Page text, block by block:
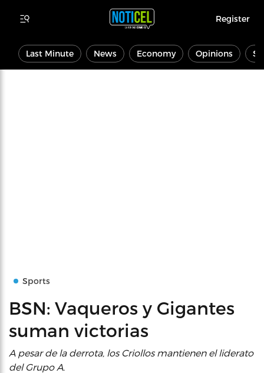
Register
Last Minute News Economy Opinions
Sports
BSN: Vaqueros y Gigantes
suman victorias
A pesar de la derrota, los Criollos mantienen el liderato
del Grupo A.